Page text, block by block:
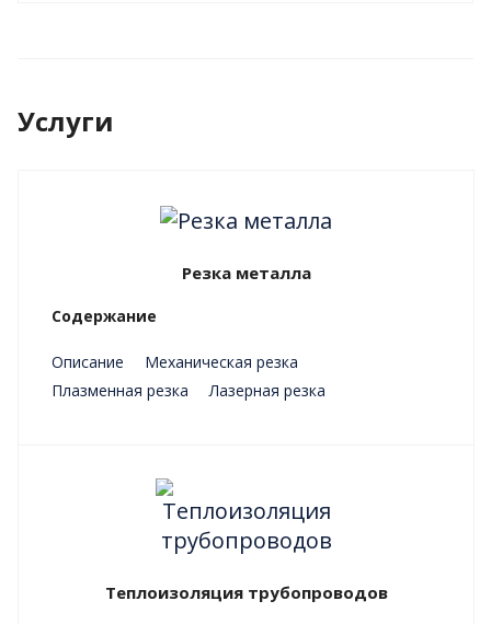
Услуги
Резка металла
Содержание
Описание
Механическая резка
Плазменная резка
Лазерная резка
Теплоизоляция трубопроводов